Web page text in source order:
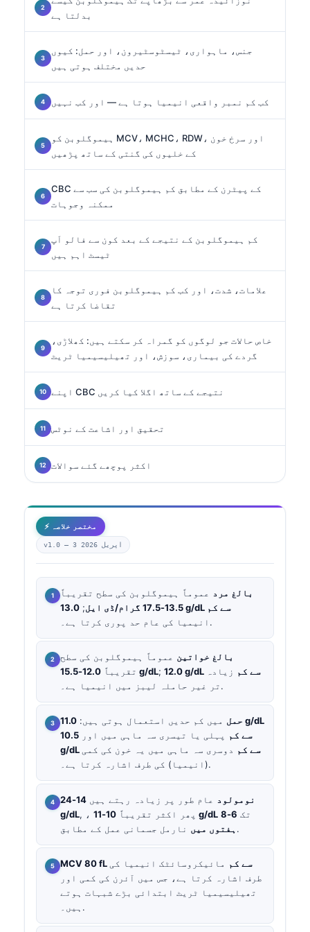
بدلتا ہے
جنس، ماہواری، ٹیسٹوسٹیرون، اور حمل: کیوں
حدیں مختلف ہوتی ہیں
کب کم نمبر واقعی انیمیا ہوتا ہے — اور کب نہیں
ہیموگلوبن کو MCV، MCHC، RDW، اور سرخ خون
کے خلیوں کی گنتی کے ساتھ پڑھیں
CBC کے پیٹرن کے مطابق کم ہیموگلوبن کی سب سے
ممکنہ وجوہات
کم ہیموگلوبن کے نتیجے کے بعد کون سے فالو اَپ
ٹیسٹ اہم ہیں
علامات، شدت، اور کب کم ہیموگلوبن فوری توجہ کا
تقاضا کرتا ہے
خاص حالات جو لوگوں کو گمراہ کر سکتے ہیں: کھلاڑی،
گردے کی بیماری، سوزش، اور تھیلیسیمیا ٹریٹ
اپنے CBC نتیجے کے ساتھ اگلا کیا کریں
تحقیق اور اشاعت کے نوٹس
اکثر پوچھے گئے سوالات
⚡ مختصر خلاصہ
v1.0 — 3 اپریل 2026
بالغ مرد عموماً ہیموگلوبن کی سطح تقریباً
13.5-17.5 گرام/ڈی ایل
;
13.0 g/dL سے کم
انیمیا کی عام حد پوری کرتا ہے۔.
بالغ خواتین عموماً ہیموگلوبن کی سطح
تقریباً 12.0-15.5 g/dL; 12.0 g/dL سے کم زیادہ
تر غیر حاملہ لیبز میں انیمیا ہے۔.
حمل میں کم حدیں استعمال ہوتی ہیں: 11.0 g/dL
سے کم پہلی یا تیسری سہ ماہی میں اور 10.5
g/dL سے کم دوسری سہ ماہی میں یہ خون کی کمی
(انیمیا) کی طرف اشارہ کرتا ہے۔.
نومولود عام طور پر زیادہ رہتے ہیں
14-24
g/dL
, ، پھر اکثر تقریباً 10-11 g/dL تک
6-8
ہفتوں میں نارمل جسمانی عمل کے مطابق.
MCV 80 fL سے کم مائیکروسائٹک انیمیا کی
طرف اشارہ کرتا ہے، جس میں آئرن کی کمی اور
تھیلیسیمیا ٹریٹ ابتدائی بڑے شبہات ہوتے
ہیں۔.